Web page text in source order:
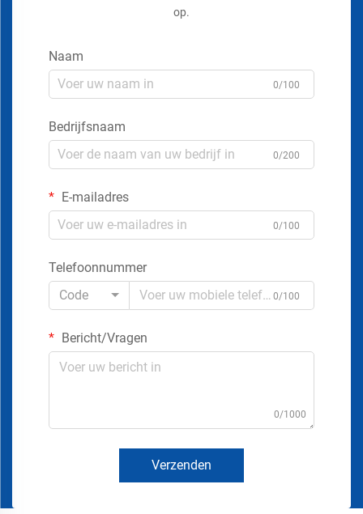
op.
Naam
0/100
Bedrijfsnaam
0/200
E-mailadres
0/100
Telefoonnummer
Code
0/100
Bericht/Vragen
0/1000
Verzenden